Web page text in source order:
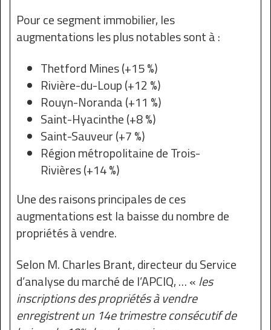
Pour ce segment immobilier, les
augmentations les plus notables sont à :
Thetford Mines (+15 %)
Rivière-du-Loup (+12 %)
Rouyn-Noranda (+11 %)
Saint-Hyacinthe (+8 %)
Saint-Sauveur (+7 %)
Région métropolitaine de Trois-
Rivières (+14 %)
Une des raisons principales de ces
augmentations est la baisse du nombre de
propriétés à vendre.
Selon M. Charles Brant, directeur du Service
d’analyse du marché de l’APCIQ, … «les
inscriptions des propriétés à vendre
enregistrent un 14e trimestre consécutif de